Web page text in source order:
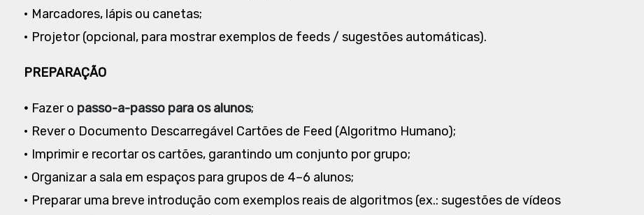
• Marcadores, lápis ou canetas;
• Projetor (opcional, para mostrar exemplos de feeds / sugestões automáticas).
PREPARAÇÃO
• Fazer o passo-a-passo para os alunos;
• Rever o Documento Descarregável Cartões de Feed (Algoritmo Humano);
• Imprimir e recortar os cartões, garantindo um conjunto por grupo;
• Organizar a sala em espaços para grupos de 4–6 alunos;
• Preparar uma breve introdução com exemplos reais de algoritmos (ex.: sugestões de vídeos